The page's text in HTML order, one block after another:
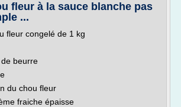
fleur à la sauce blanche pas
...
fleur congelé de 1 kg
beurre
du chou fleur
fraiche épaisse